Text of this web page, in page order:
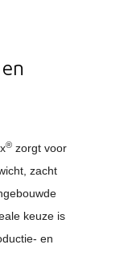
® zorgt voor
zacht
keuze is
en